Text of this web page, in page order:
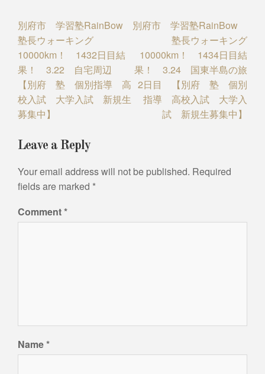
Post
navigation
別府市 学習塾RainBow
塾長ウォーキング
10000km！ 1432日目結
果！ 3.22 自宅周辺
【別府 塾 個別指導 高
校入試 大学入試 新規生
募集中】
別府市 学習塾RainBow
塾長ウォーキング
10000km！ 1434日目結
果！ 3.24 国東半島の旅
2日目 【別府 塾 個別
指導 高校入試 大学入
試 新規生募集中】
Leave a Reply
Your email address will not be published. Required
fields are marked *
Comment*
Name*